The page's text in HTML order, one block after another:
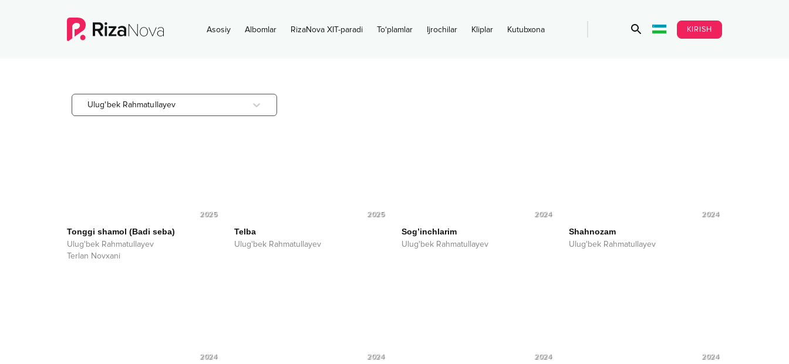
Asosiy Albomlar RizaNova XIT-paradi To‘plamlar Ijrochilar Kliplar Kutubxona KIRISH
Ulug'bek Rahmatullayev
2025
Tonggi shamol (Badi seba)
Ulug'bek Rahmatullayev
Terlan Novxani
2025
Telba
Ulug'bek Rahmatullayev
2024
Sog’inchlarim
Ulug'bek Rahmatullayev
2024
Shahnozam
Ulug'bek Rahmatullayev
2024 2024 2024 2024